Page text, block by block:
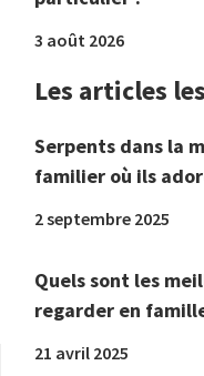
3 août 2026
Les articles
Serpents dans la
familier où ils
2 septembre 2025
Quels sont les
regarder en
21 avril 2025